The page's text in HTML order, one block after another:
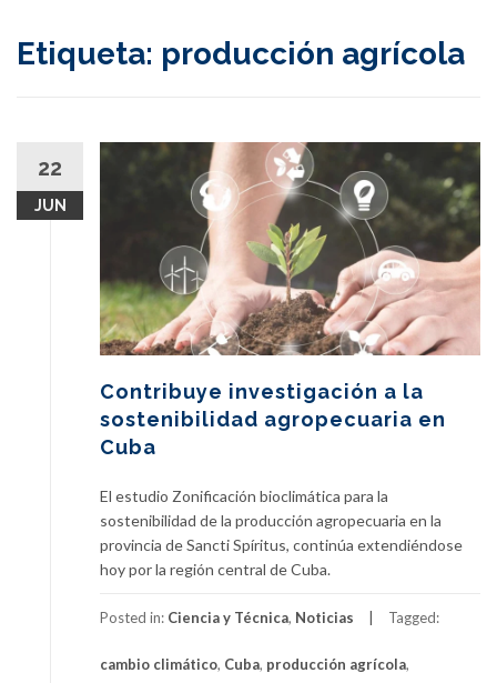
Etiqueta: producción agrícola
22
JUN
Contribuye investigación a la
sostenibilidad agropecuaria en
Cuba
El estudio Zonificación bioclimática para la
sostenibilidad de la producción agropecuaria en la
provincia de Sancti Spíritus, continúa extendiéndose
hoy por la región central de Cuba.
Posted in: Ciencia y Técnica, Noticias Tagged:
cambio climático, Cuba, producción agrícola,